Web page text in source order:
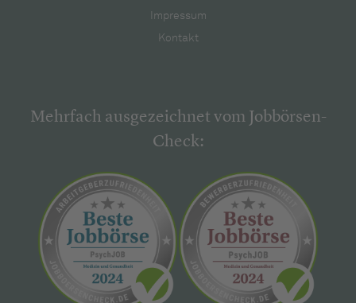
Impressum
Kontakt
Mehrfach ausgezeichnet vom Jobbörsen-
Check: